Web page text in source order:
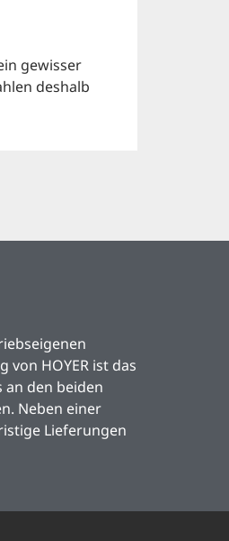
gewisser
deshalb
HOYER ist das
an den beiden
Neben einer
Lieferungen